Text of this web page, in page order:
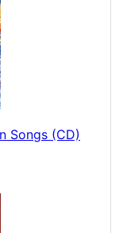
Songs (CD)